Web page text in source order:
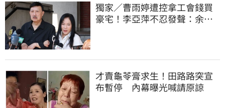
獨家／曹雨婷遭控拿工會錢買
豪宅！李亞萍不忍發聲：余天
才賣龜苓膏求生！田路路突宣
布暫停 內幕曝光喊請原諒